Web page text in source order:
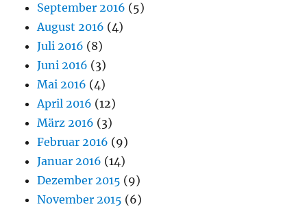
September 2016 (5)
August 2016 (4)
Juli 2016 (8)
Juni 2016 (3)
Mai 2016 (4)
April 2016 (12)
März 2016 (3)
Februar 2016 (9)
Januar 2016 (14)
Dezember 2015 (9)
November 2015 (6)